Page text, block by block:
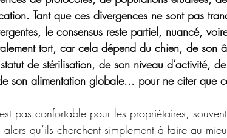
Tant que ces divergences ne sont pas
le consensus reste partiel, nuancé,
tort, car cela dépend du chien, de son
de stérilisation, de son niveau d’activité,
son alimentation globale... pour ne citer que
pas confortable pour les propriétaires,
qu’ils cherchent simplement à faire au